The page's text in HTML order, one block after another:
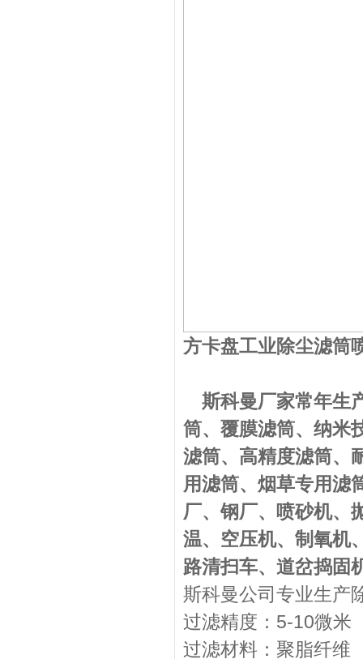
方卡盘工业除尘滤筒
斯科曼厂家常年生
筒、覆膜滤筒、纳米
滤筒、高精度滤筒、
用滤筒、烟草专用滤
厂、钢厂、喷砂机、
温、空压机、制氧机
路清扫车、道岔捣固
斯科曼公司专业生产
过滤精度：5-10微米
过滤材料：聚脂纤维